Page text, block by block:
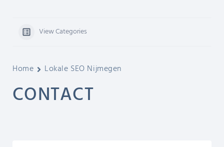
View Categories
Home Lokale SEO Nijmegen
CONTACT